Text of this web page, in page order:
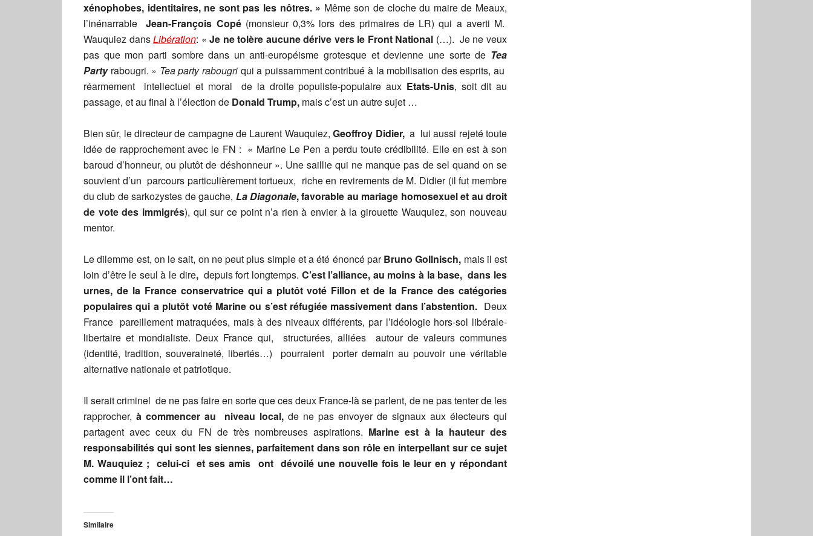
xénophobes, identitaires, ne sont pas les nôtres. » Même son de cloche du maire de Meaux,
l’inénarrableJean-François Copé(monsieur 0,3% lors des primaires de LR) qui a averti M.
Wauquiez dansLibération: «Je ne tolère aucune dérive vers le Front National (…). Je ne veux
pas que mon parti sombre dans un anti-européisme grotesque et devienne une sorte de Tea
Partyrabougri. » Tea party rabougri qui a puissamment contribué à la mobilisation des esprits, au
réarmement intellectuel et moral de la droite populiste-populaire aux Etats-Unis, soit dit au
passage, et au final à l’élection de Donald Trump, mais c’est un autre sujet …
Bien sûr, le directeur de campagne de Laurent Wauquiez,Geoffroy Didier,a lui aussi rejeté toute
idée de rapprochement avec le FN : « Marine Le Pen a perdu toute crédibilité. Elle en est à son
baroud d’honneur, ou plutôt de déshonneur ». Une saillie qui ne manque pas de sel quand on se
souvient d’un parcours particulièrement tortueux, riche en revirements de M. Didier (il fut membre
du club de sarkozystes de gauche, La Diagonale, favorable au mariage homosexuel et au droit
de vote des immigrés), qui sur ce point n’a rien à envier à la girouette Wauquiez, son nouveau
mentor.
Le dilemme est, on le sait, on ne peut plus simple et a été énoncé parBruno Gollnisch, mais il est
loin d’être le seul à le dire, depuis fort longtemps. C’est l’alliance, au moins à la base, dans les
urnes, de la France conservatrice qui a plutôt voté Fillon et de la France des catégories
populaires qui a plutôt voté Marine ou s’est réfugiée massivement dans l’abstention. Deux
France pareillement matraquées, mais à des niveaux différents, par l’idéologie hors-sol libérale-
libertaire et mondialiste. Deux France qui, structurées, alliées autour de valeurs communes
(identité, tradition, souveraineté, libertés…) pourraient porter demain au pouvoir une véritable
alternative nationale et patriotique.
Il serait criminel de ne pas faire en sorte que ces deux France-là se parlent, de ne pas tenter de les
rapprocher, à commencer au niveau local, de ne pas envoyer de signaux aux électeurs qui
partagent avec ceux du FN de très nombreuses aspirations. Marine est à la hauteur des
responsabilités qui sont les siennes, parfaitement dans son rôle en interpellant sur ce sujet
M. Wauquiez ; celui-ci et ses amis ont dévoilé une nouvelle fois le leur en y répondant
comme il l’ont fait…
Similaire